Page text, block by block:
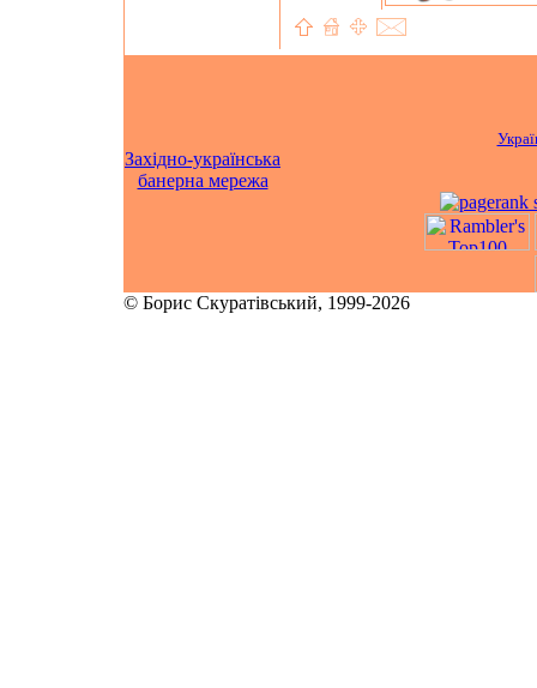
Західно-українська
банерна мережа
© Борис Скуратівський, 1999-2026